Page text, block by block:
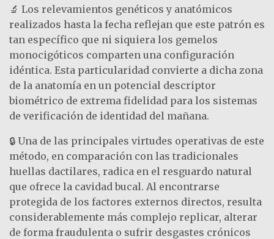
🔬 Los relevamientos genéticos y anatómicos
realizados hasta la fecha reflejan que este patrón es
tan específico que ni siquiera los gemelos
monocigóticos comparten una configuración
idéntica. Esta particularidad convierte a dicha zona
de la anatomía en un potencial descriptor
biométrico de extrema fidelidad para los sistemas
de verificación de identidad del mañana.
🔒 Una de las principales virtudes operativas de este
método, en comparación con las tradicionales
huellas dactilares, radica en el resguardo natural
que ofrece la cavidad bucal. Al encontrarse
protegida de los factores externos directos, resulta
considerablemente más complejo replicar, alterar
de forma fraudulenta o sufrir desgastes crónicos